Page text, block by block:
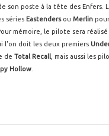
son poste à la tête des Enfers.
séries Eastendersou Merlin
mémoire, le pilote sera
l'on doit les deux premiers
de Total Recall , mais aussi les
Hollow